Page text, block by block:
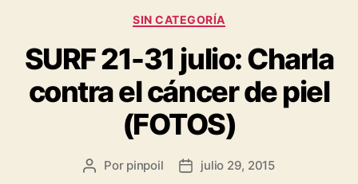
SIN CATEGORÍA
SURF 21-31 julio: Charla
contra el cáncer de piel
(FOTOS)
Por pinpoil
julio 29, 2015